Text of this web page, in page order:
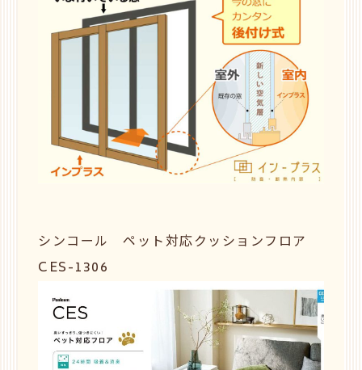
シンコール ペット対応クッションフロア
CES-1306